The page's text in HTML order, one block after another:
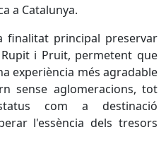
a Catalunya.
finalitat principal preservar
i Pruit, permetent que
experiència més agradable
sense aglomeracions, tot
com a destinació
l'essència dels tresors